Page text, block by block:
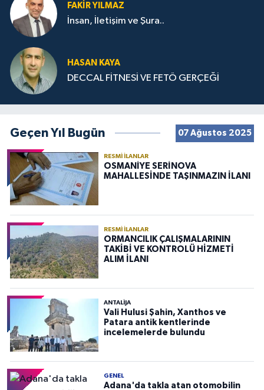
FAKIR YILMAZ
İnsan, İletişim ve Şura..
HASAN KAYA
DECCAL FİTNESİ VE FETÖ GERÇEĞİ
Geçen Yıl Bugün 07 Ağustos 2025
RESMI İLANLAR
OSMANİYE SERİNOVA
MAHALLESİNDE TAŞINMAZIN İLANI
RESMI İLANLAR
ORMANCILIK ÇALIŞMALARININ
TAKİBİ VE KONTROLÜ HİZMETİ
ALIM İLANI
ANTALIJA
Vali Hulusi Şahin, Xanthos ve
Patara antik kentlerinde
incelemelerde bulundu
GENEL
Adana'da takla atan otomobilin